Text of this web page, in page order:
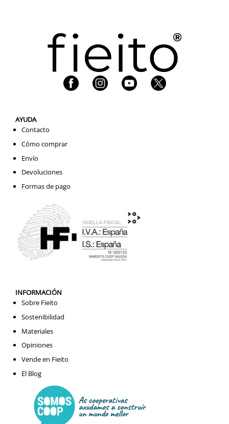
AYUDA
Contacto
Cómo comprar
Envío
Devoluciones
Formas de pago
INFORMACIÓN
Sobre Fieito
Sostenibilidad
Materiales
Opiniones
Vende en Fieito
El Blog